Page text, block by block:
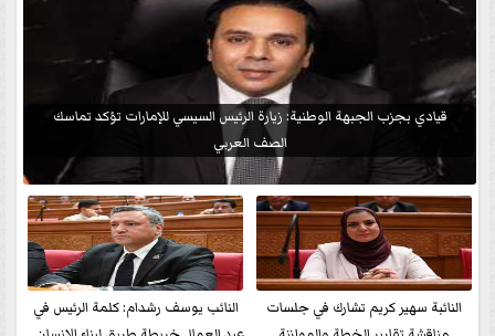
قيادي بجزب الجبهة الوطنية: زيارة الرئيس السيسي للإمارات تؤكد تماسك
الصف العربي
النائبة سهير كريم تشارك في جلسات
النائب يوسف رشدام: كلمة الرئيس في